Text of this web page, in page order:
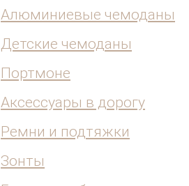
Алюминиевые чемоданы
Детские чемоданы
Портмоне
Аксессуары в дорогу
Ремни и подтяжки
Зонты